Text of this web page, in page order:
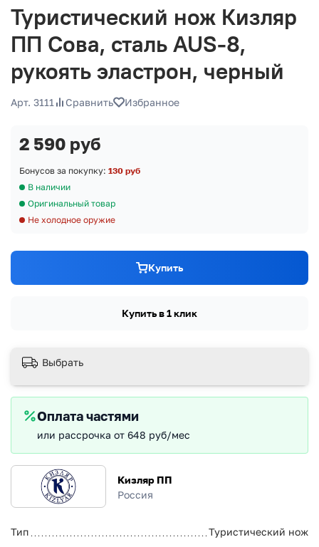
Туристический нож Кизляр
ПП Сова, сталь AUS-8,
рукоять эластрон, черный
Арт. 3111 Сравнить Избранное
Кизляр ПП
Россия
Тип
Туристический нож
2 590 руб
Бонусов за покупку: 130 руб
В наличии
Оригинальный товар
Не холодное оружие
Купить
Купить в 1 клик
Выбрать
Оплата частями
или рассрочка от 648 руб/мес